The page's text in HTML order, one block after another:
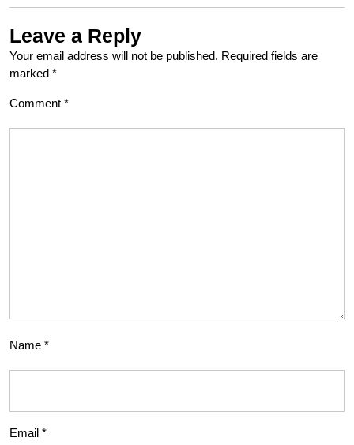
Leave a Reply
Your email address will not be published. Required fields are
marked *
Comment *
Name *
Email *